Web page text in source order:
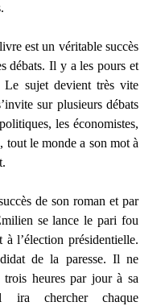
est un véritable succès
débats. Il y a les pours et
Le sujet devient très vite
sur plusieurs débats
les économistes,
tout le monde a son mot à
de son roman et par
se lance le pari fou
à l’élection présidentielle.
de la paresse. Il ne
trois heures par jour à sa
ira chercher chaque